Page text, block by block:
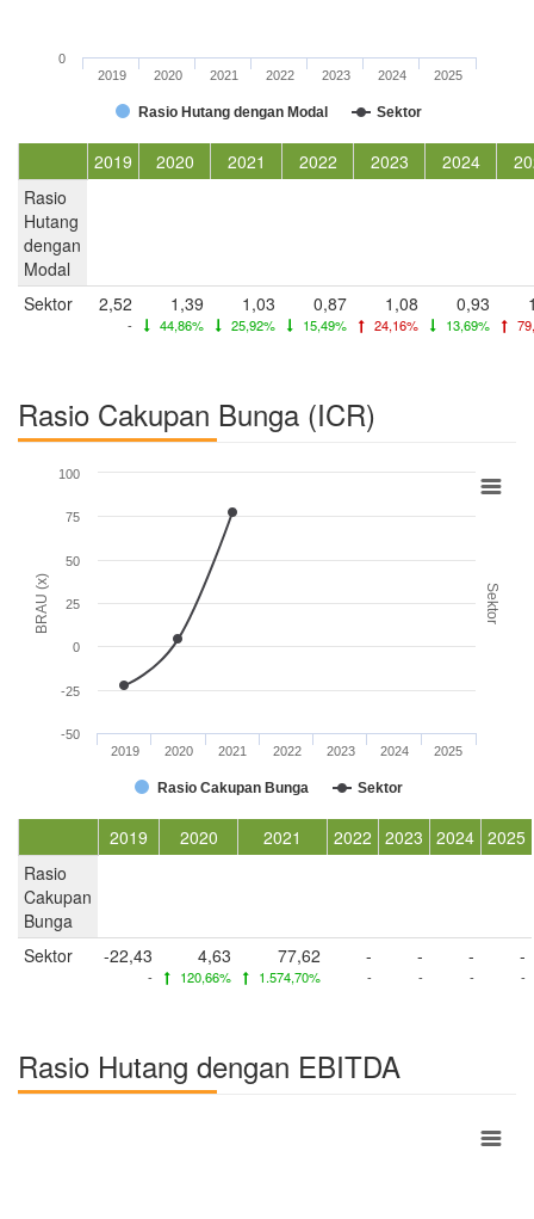
Rasio Hutang dengan Modal Sektor
2019 2020 2021 2022 2023 2024 2025
0
2019 2020 2021 2022 2023 2024
Rasio
Hutang
dengan
Modal
Sektor
2,52
-
1,39
44,86%
1,03
25,92%
0,87
15,49%
1,08
24,16%
0,93
13,69%
Rasio Cakupan Bunga (ICR)
BRAU (x) Sektor
Rasio Cakupan Bunga Sektor
2019 2020 2021 2022 2023 2024 2025
-50
-25
0
25
50
75
100
2019 2020 2021 2022 2023 2024 2025
Rasio
Cakupan
Bunga
Sektor
-22,43
-
4,63
120,66%
77,62
1.574,70%
-
-
-
-
-
-
-
-
Rasio Hutang dengan EBITDA